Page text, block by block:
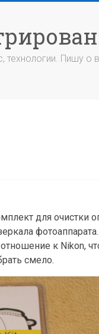
Пишу о
для очистки
к Nikon,
смело.